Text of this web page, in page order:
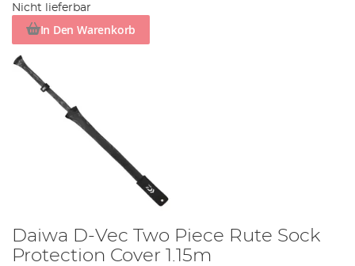
Nicht lieferbar
In Den Warenkorb
Daiwa D-Vec Two Piece Rute Sock
Protection Cover 1.15m